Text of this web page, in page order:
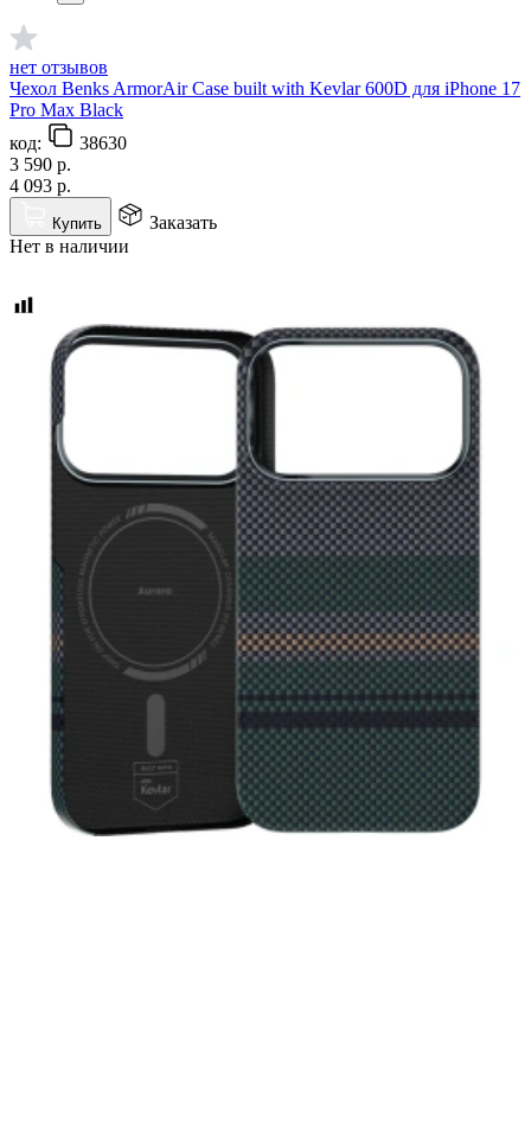
нет отзывов
Чехол Benks ArmorAir Case built with Kevlar 600D для iPhone 17
Pro Max Black
код:
38630
3 590 р.
4 093 р.
Купить
Заказать
Нет в наличии